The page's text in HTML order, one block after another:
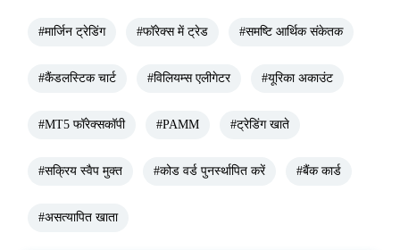
#मार्जिन ट्रेडिंग #फॉरेक्स में ट्रेड #समष्टि आर्थिक संकेतक
#कैंडलस्टिक चार्ट #विलियम्स एलीगेटर #यूरिका अकाउंट
#MT5 फॉरेक्सकॉपी #PAMM #ट्रेडिंग खाते
#सक्रिय स्वैप मुक्त #कोड वर्ड पुनर्स्थापित करें #बैंक कार्ड
#असत्यापित खाता